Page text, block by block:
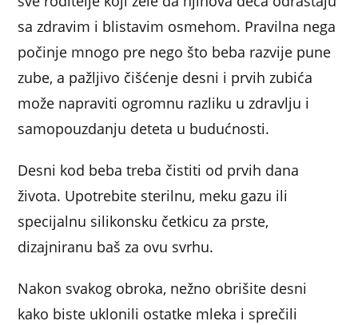
sa zdravim i blistavim osmehom. Pravilna nega
počinje mnogo pre nego što beba razvije pune
zube, a pažljivo čišćenje desni i prvih zubića
može napraviti ogromnu razliku u zdravlju i
samopouzdanju deteta u budućnosti.
Desni kod beba treba čistiti od prvih dana
života. Upotrebite sterilnu, meku gazu ili
specijalnu silikonsku četkicu za prste,
dizajniranu baš za ovu svrhu.
Nakon svakog obroka, nežno obrišite desni
kako biste uklonili ostatke mleka i sprečili